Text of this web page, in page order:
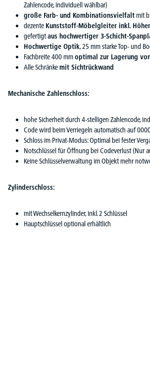
Zahlencode, individuell wählbar)
große Farb- und Kombinationsvielfaltmit
dezente Kunststoff-Möbelgleiter inkl.
gefertigtaus hochwertiger 3-Schicht-
Hochwertige Optik, 25 mm starke Top- und
Fachbreite 400 mmoptimal zur Lagerung
Alle Schränkemit Sichtrückwand
Mechanische Zahlenschloss:
hohe Sicherheit durch 4-stelligen Zahlencode,
Code wird beim Verriegeln automatisch auf
Schloss im Privat-Modus: Optimal bei fester
Notschlüssel für Öffnung bei Codeverlust (Nur
Keine Schlüsselverwaltung im Objekt mehr
Zylinderschloss:
mit Wechselkernzylinder, inkl. 2 Schlüssel
Hauptschlüssel optional erhältlich